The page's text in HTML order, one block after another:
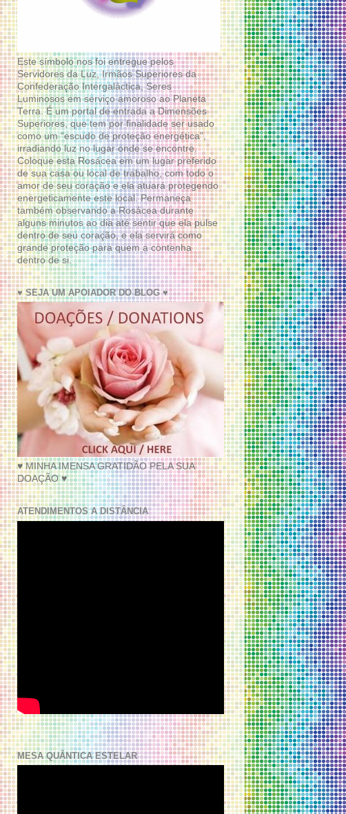
Este símbolo nos foi entregue pelos
Servidores da Luz, Irmãos Superiores da
Confederação Intergaláctica, Seres
Luminosos em serviço amoroso ao Planeta
Terra. É um portal de entrada a Dimensões
Superiores, que tem por finalidade ser usado
como um “escudo de proteção energética”,
irradiando luz no lugar onde se encontre.
Coloque esta Rosácea em um lugar preferido
de sua casa ou local de trabalho, com todo o
amor de seu coração e ela atuará protegendo
energeticamente este local. Permaneça
também observando a Rosácea durante
alguns minutos ao dia até sentir que ela pulse
dentro de seu coração, e ela servirá como
grande proteção para quem a contenha
dentro de si.
♥ SEJA UM APOIADOR DO BLOG ♥
♥ MINHA IMENSA GRATIDÃO PELA SUA
DOAÇÃO ♥
ATENDIMENTOS A DISTÂNCIA
MESA QUÂNTICA ESTELAR